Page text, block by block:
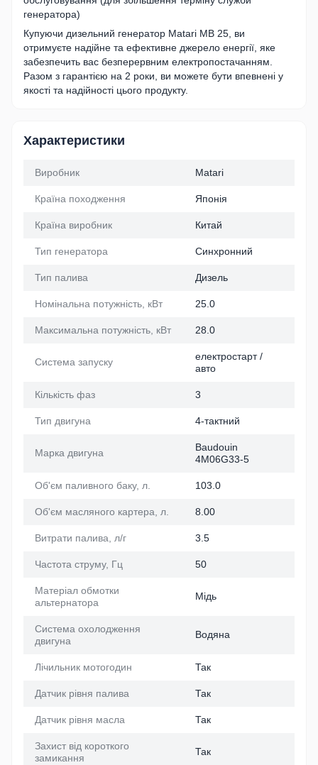
генератора)
Купуючи дизельний генератор Matari MB 25, ви
отримуєте надійне та ефективне джерело енергії, яке
забезпечить вас безперервним електропостачанням.
Разом з гарантією на 2 роки, ви можете бути впевнені у
якості та надійності цього продукту.
Характеристики
Виробник Matari
Країна походження Японія
Країна виробник Китай
Тип генератора Синхронний
Тип палива Дизель
Номінальна потужність, кВт 25.0
Максимальна потужність, кВт 28.0
Система запуску
електростарт /
авто
Кількість фаз 3
Тип двигуна 4-тактний
Марка двигуна
Baudouin
4M06G33-5
Об'єм паливного баку, л. 103.0
Об'єм масляного картера, л. 8.00
Витрати палива, л/г 3.5
Частота струму, Гц 50
Матеріал обмотки
альтернатора
Мідь
Система охолодження
двигуна
Водяна
Лічильник мотогодин Так
Датчик рівня палива Так
Датчик рівня масла Так
Захист від короткого
замикання
Так